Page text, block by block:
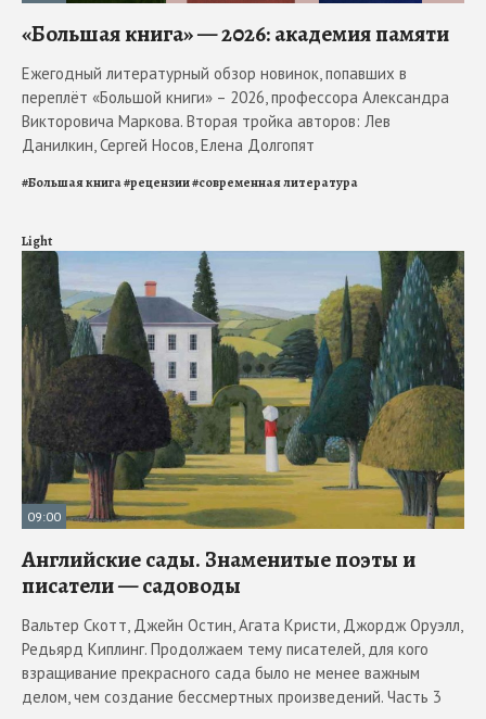
«Большая книга» — 2026: академия памяти
Ежегодный литературный обзор новинок, попавших в
переплёт «Большой книги» – 2026, профессора Александра
Викторовича Маркова. Вторая тройка авторов: Лев
Данилкин, Сергей Носов, Елена Долгопят
#Большая книга#рецензии#современная литература
Light
09:00
Английские сады. Знаменитые поэты и
писатели — садоводы
Вальтер Скотт, Джейн Остин, Агата Кристи, Джордж Оруэлл,
Редьярд Киплинг. Продолжаем тему писателей, для кого
взращивание прекрасного сада было не менее важным
делом, чем создание бессмертных произведений. Часть 3